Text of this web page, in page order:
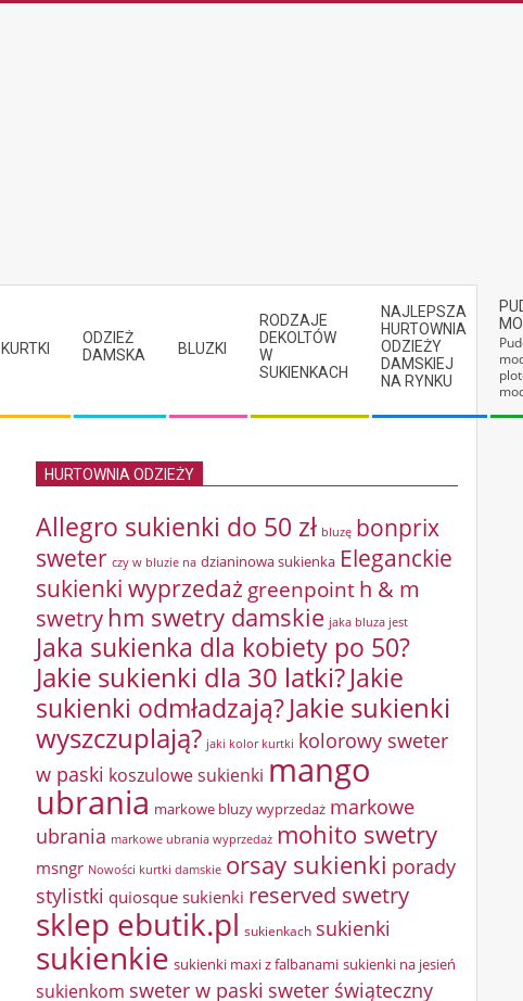
KURTKI
ODZIEŻ
DAMSKA
BLUZKI
RODZAJE
DEKOLTÓW
W
SUKIENKACH
NAJLEPSZA
HURTOWNIA
ODZIEŻY
DAMSKIEJ
NA RYNKU
HURTOWNIA ODZIEŻY
Allegro sukienki do 50 zł bluzę bonprix
sweter czy w bluzie na dzianinowa sukienka Eleganckie
sukienki wyprzedaż greenpointh & m
swetryhm swetry damskie jaka bluza jest
Jaka sukienka dla kobiety po 50?
Jakie sukienki dla 30 latki?Jakie
sukienki odmładzają?Jakie sukienki
wyszczuplają? jaki kolor kurtki kolorowy sweter
w paski koszulowe sukienki mango
ubrania markowe bluzy wyprzedaż markowe
ubrania markowe ubrania wyprzedaż mohito swetry
msngr Nowości kurtki damskie orsay sukienki porady
stylistki quiosque sukienki reserved swetry
sklep ebutik.pl sukienkach sukienki
sukienkie sukienki maxi z falbanami sukienki na jesień
sukienkom sweter w paski sweter świąteczny